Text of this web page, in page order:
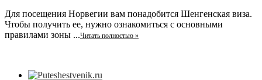
Для посещения Норвегии вам понадобится Шенгенская виза.
Чтобы получить ее, нужно ознакомиться с основными
правилами зоны ...Читать полностью »